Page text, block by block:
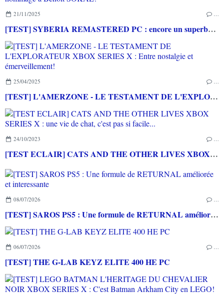
21/11/2025 …
[TEST] SYBERIA REMASTERED PC : encore un superbe hommage à Benoît SOKAL!
25/04/2025 …
[TEST] L'AMERZONE - LE TESTAMENT DE L'EXPLORATEUR XBOX SERIES X : Entre nostalgie et émerveillement!
24/10/2023 …
[TEST ECLAIR] CATS AND THE OTHER LIVES XBOX SERIES X : une vie de chat, c'est pas si facile...
08/07/2026 …
[TEST] SAROS PS5 : Une formule de RETURNAL améliorée et interessante
06/07/2026 …
[TEST] THE G-LAB KEYZ ELITE 400 HE PC